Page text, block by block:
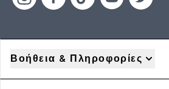
Βοήθεια & Πληροφορίες